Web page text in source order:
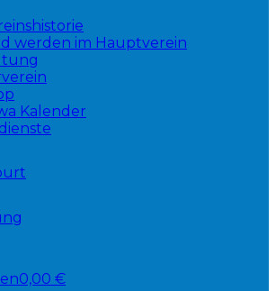
werden im Hauptverein
Kalender
0,00 €